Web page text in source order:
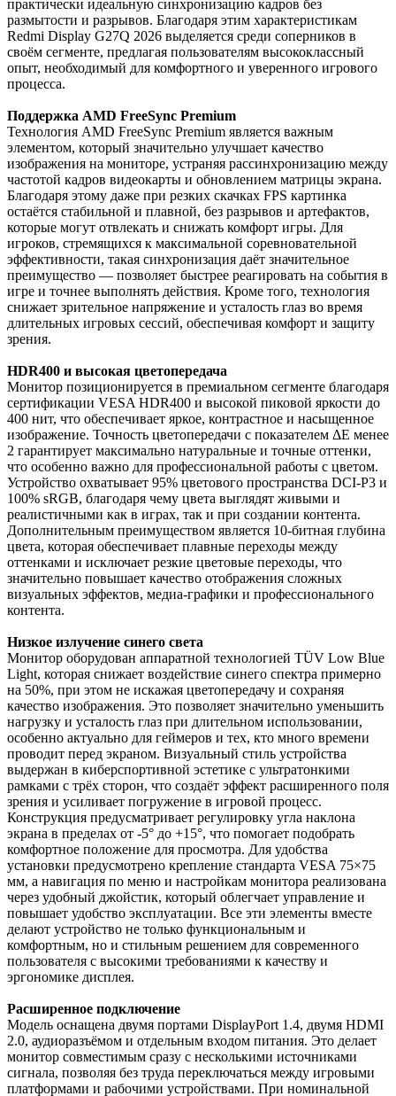
практически идеальную синхронизацию кадров без
размытости и разрывов. Благодаря этим характеристикам
Redmi Display G27Q 2026 выделяется среди соперников в
своём сегменте, предлагая пользователям высококлассный
опыт, необходимый для комфортного и уверенного игрового
процесса.
Поддержка AMD FreeSync Premium
Технология AMD FreeSync Premium является важным
элементом, который значительно улучшает качество
изображения на мониторе, устраняя рассинхронизацию между
частотой кадров видеокарты и обновлением матрицы экрана.
Благодаря этому даже при резких скачках FPS картинка
остаётся стабильной и плавной, без разрывов и артефактов,
которые могут отвлекать и снижать комфорт игры. Для
игроков, стремящихся к максимальной соревновательной
эффективности, такая синхронизация даёт значительное
преимущество — позволяет быстрее реагировать на события в
игре и точнее выполнять действия. Кроме того, технология
снижает зрительное напряжение и усталость глаз во время
длительных игровых сессий, обеспечивая комфорт и защиту
зрения.
HDR400 и высокая цветопередача
Монитор позиционируется в премиальном сегменте благодаря
сертификации VESA HDR400 и высокой пиковой яркости до
400 нит, что обеспечивает яркое, контрастное и насыщенное
изображение. Точность цветопередачи с показателем ΔE менее
2 гарантирует максимально натуральные и точные оттенки,
что особенно важно для профессиональной работы с цветом.
Устройство охватывает 95% цветового пространства DCI-P3 и
100% sRGB, благодаря чему цвета выглядят живыми и
реалистичными как в играх, так и при создании контента.
Дополнительным преимуществом является 10-битная глубина
цвета, которая обеспечивает плавные переходы между
оттенками и исключает резкие цветовые переходы, что
значительно повышает качество отображения сложных
визуальных эффектов, медиа-графики и профессионального
контента.
Низкое излучение синего света
Монитор оборудован аппаратной технологией TÜV Low Blue
Light, которая снижает воздействие синего спектра примерно
на 50%, при этом не искажая цветопередачу и сохраняя
качество изображения. Это позволяет значительно уменьшить
нагрузку и усталость глаз при длительном использовании,
особенно актуально для геймеров и тех, кто много времени
проводит перед экраном. Визуальный стиль устройства
выдержан в киберспортивной эстетике с ультратонкими
рамками с трёх сторон, что создаёт эффект расширенного поля
зрения и усиливает погружение в игровой процесс.
Конструкция предусматривает регулировку угла наклона
экрана в пределах от -5° до +15°, что помогает подобрать
комфортное положение для просмотра. Для удобства
установки предусмотрено крепление стандарта VESA 75×75
мм, а навигация по меню и настройкам монитора реализована
через удобный джойстик, который облегчает управление и
повышает удобство эксплуатации. Все эти элементы вместе
делают устройство не только функциональным и
комфортным, но и стильным решением для современного
пользователя с высокими требованиями к качеству и
эргономике дисплея.
Расширенное подключение
Модель оснащена двумя портами DisplayPort 1.4, двумя HDMI
2.0, аудиоразъёмом и отдельным входом питания. Это делает
монитор совместимым сразу с несколькими источниками
сигнала, позволяя без труда переключаться между игровыми
платформами и рабочими устройствами. При номинальной